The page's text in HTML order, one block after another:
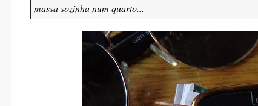
massa sozinha num quarto...